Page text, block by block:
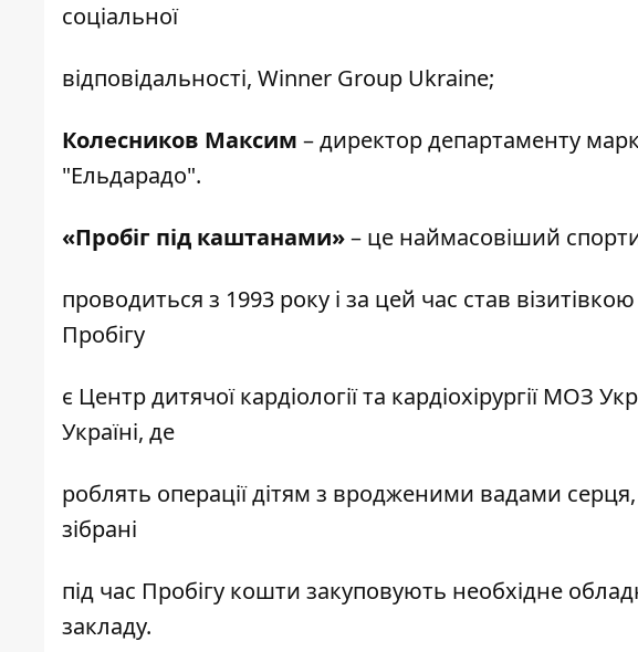
соціальної
відповідальності, Winner Group Ukraine;
Колесников Максим – директор департаменту
"Ельдарадо".
«Пробіг під каштанами»– це наймасовіший
проводиться з 1993 року і за цей час став
Пробігу
є Центр дитячої кардіології та кардіохірургії МОЗ
Україні, де
роблять операції дітям з вродженими вадами
зібрані
під час Пробігу кошти закуповують необхідне
закладу.